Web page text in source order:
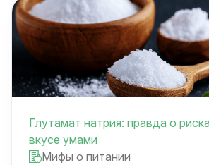
Глутамат натрия: правда о
вкусе умами
Мифы о питании